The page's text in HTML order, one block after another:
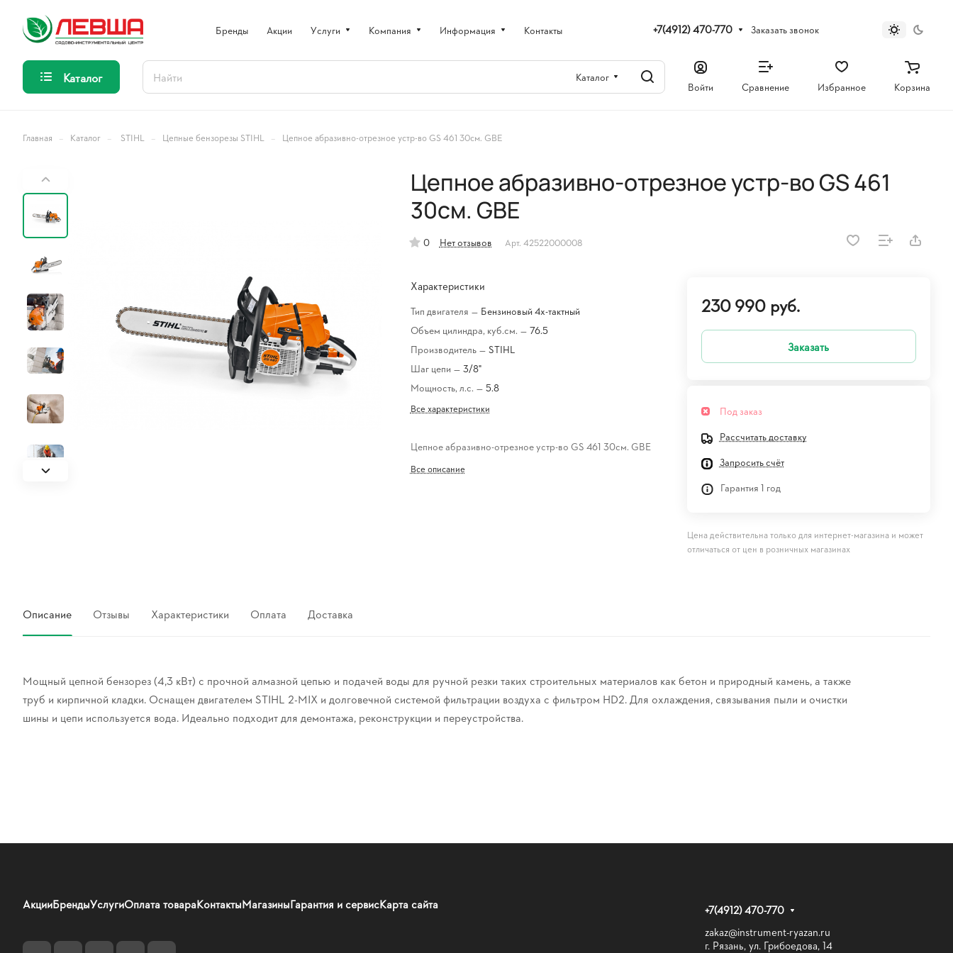
Бренды Акции Услуги Компания Информация Контакты +7(4912) 470-770 Заказать звонок
Каталог Каталог
Войти Сравнение Избранное Корзина
Главная – Каталог – STIHL – Цепные бензорезы STIHL – Цепное абразивно-отрезное устр-во GS 461 30см. GBE
Цепное абразивно-отрезное устр-во GS 461
30см. GBE
0 Нет отзывов Арт. 42522000008
Характеристики
Тип двигателя — Бензиновый 4х-тактный
Объем цилиндра, куб.см. — 76.5
Производитель — STIHL
Шаг цепи — 3/8"
Мощность, л.с. — 5.8
Все характеристики
Цепное абразивно-отрезное устр-во GS 461 30см. GBE
Все описание
230 990 руб.
Заказать
Под заказ
Рассчитать доставку
Запросить счёт
Гарантия 1 год
Цена действительна только для интернет-магазина и может
отличаться от цен в розничных магазинах
Описание Отзывы Характеристики Оплата Доставка
Мощный цепной бензорез (4,3 кВт) с прочной алмазной цепью и подачей воды для ручной резки таких строительных материалов как бетон и природный камень, а также
труб и кирпичной кладки. Оснащен двигателем STIHL 2-MIX и долговечной системой фильтрации воздуха с фильтром HD2. Для охлаждения, связывания пыли и очистки
шины и цепи используется вода. Идеально подходит для демонтажа, реконструкции и переустройства.
АкцииБрендыУслугиОплата товараКонтактыМагазиныГарантия и сервисКарта сайта
+7(4912) 470-770
zakaz@instrument-ryazan.ru
г. Рязань, ул. Грибоедова, 14